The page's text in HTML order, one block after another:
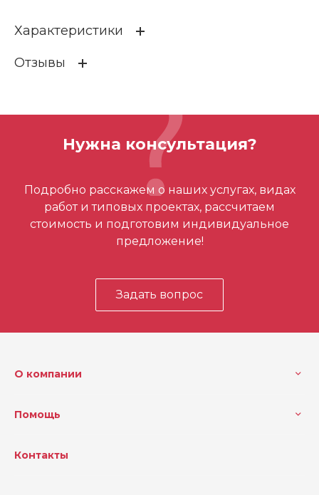
Характеристики
Бренд
Отзывы
Отзывов ещё нет – ваш может стать
первым
Нужна консультация?
Подробно расскажем о наших услугах, видах
работ и типовых проектах, рассчитаем
стоимость и подготовим индивидуальное
предложение!
Задать вопрос
О компании
Помощь
Контакты